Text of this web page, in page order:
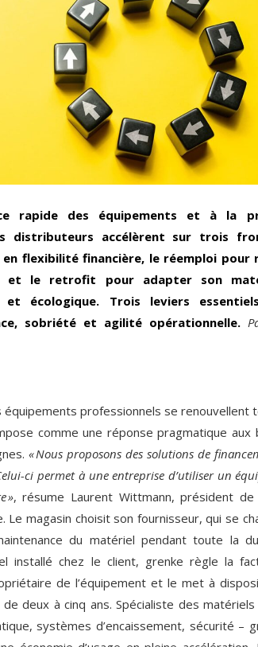
rapide des équipements et à la
distributeurs accélèrent sur trois
flexibilité financière, le réemploi pour
et le retrofit pour adapter son
et écologique. Trois leviers
sobriété et agilité opérationnelle.
équipements professionnels se renouvellent
comme une réponse pragmatique aux
« Nous proposons des solutions de
ci permet à une entreprise d’utiliser un
», résume Laurent Wittmann, président de
Le magasin choisit son fournisseur, qui se
du matériel pendant toute la
installé chez le client, grenke règle la
de l’équipement et le met à
deux à cinq ans. Spécialiste des
systèmes d’encaissement, sécurité –